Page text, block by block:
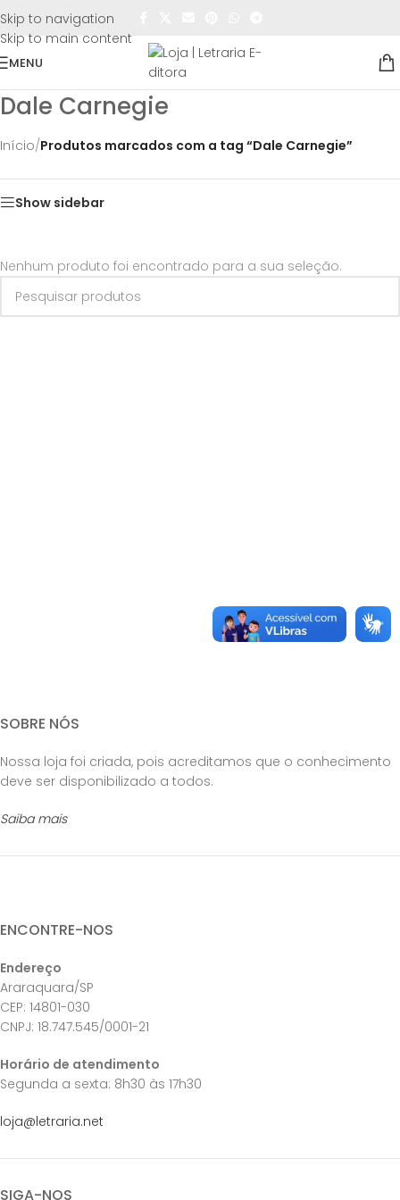
Skip to navigation
Skip to main content
FRETE GRÁTIS
MENU
Dale Carnegie
Início/Produtos marcados com a tag “Dale Carnegie”
Show sidebar
Nenhum produto foi encontrado para a sua seleção.
SOBRE NÓS
Nossa loja foi criada, pois acreditamos que o conhecimento
deve ser disponibilizado a todos.
Saiba mais
ENCONTRE-NOS
Endereço
Araraquara/SP
CEP: 14801-030
CNPJ: 18.747.545/0001-21
Horário de atendimento
Segunda a sexta: 8h30 às 17h30
loja@letraria.net
SIGA-NOS